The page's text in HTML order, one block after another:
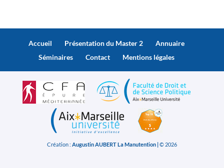
Accueil Présentation du Master 2
Annuaire
Séminaires
Contact Mentions légales
Création : Augustin AUBERT La Manutention |© 2026